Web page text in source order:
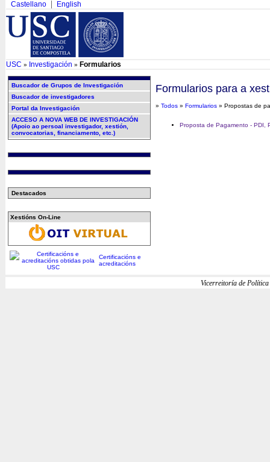
Castellano English
USC » Investigación » Formularios
Buscador de Grupos de Investigación
Buscador de investigadores
Portal da Investigación
ACCESO A NOVA WEB DE INVESTIGACIÓN
(Apoio ao persoal investigador, xestión,
convocatorias, financiamento, etc.)
Destacados
Xestións On-Line
Certificacións e
acreditacións
Formularios para a
» Todos » Formularios » Propostas de
Proposta de Pagamento - PDI,
Vicerreitoría de